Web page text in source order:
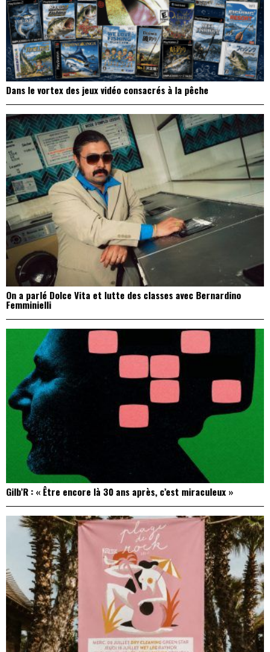
Dans le vortex des jeux vidéo consacrés à la pêche
On a parlé Dolce Vita et lutte des classes avec Bernardino
Femminielli
Gilb’R : « Être encore là 30 ans après, c’est miraculeux »